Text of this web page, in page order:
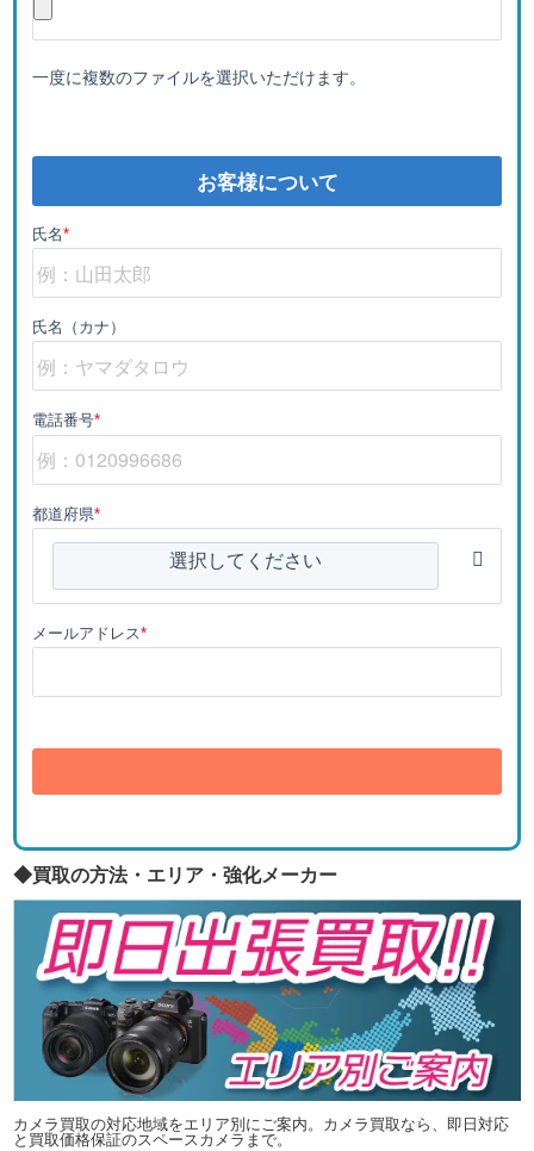
一度に複数のファイルを選択いただけます。
お客様について
氏名*
氏名（カナ）
電話番号*
都道府県*
選択してください
メールアドレス*
◆買取の方法・エリア・強化メーカー
カメラ買取の対応地域をエリア別にご案内。カメラ買取なら、即日対応
と買取価格保証のスペースカメラまで。